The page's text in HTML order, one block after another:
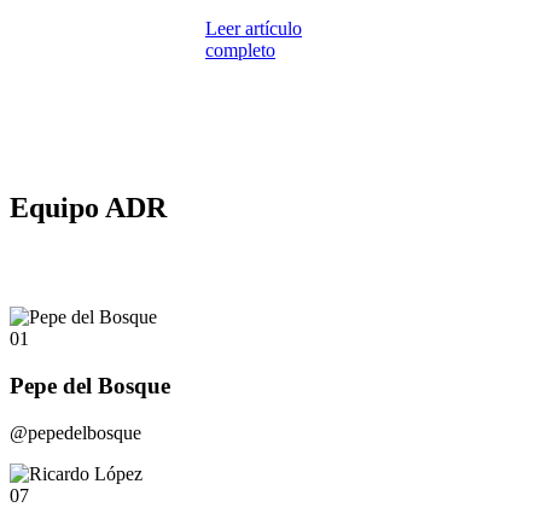
Leer artículo
completo
Equipo ADR
01
Pepe del Bosque
@pepedelbosque
07